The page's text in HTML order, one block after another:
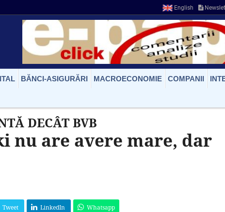
English
BĂNCI-ASIGURĂRI MACROECONOMIE COMPANII
DECÂT BVB
nu are avere mare, dar
Tweet LinkedIn Whatsapp